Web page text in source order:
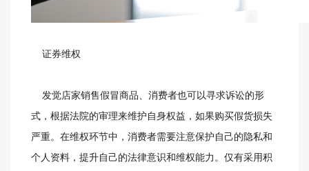
证券维权
发觉店家销售假冒商品、消费者也可以寻求诉讼的形
式，根据法院的审理来维护自身权益，如果购买假货损失
严重。在维权环节中，消费者需要注意保护自己的隐私和
个人资料，提升自己的法律意识和维权能力。仅有采用积